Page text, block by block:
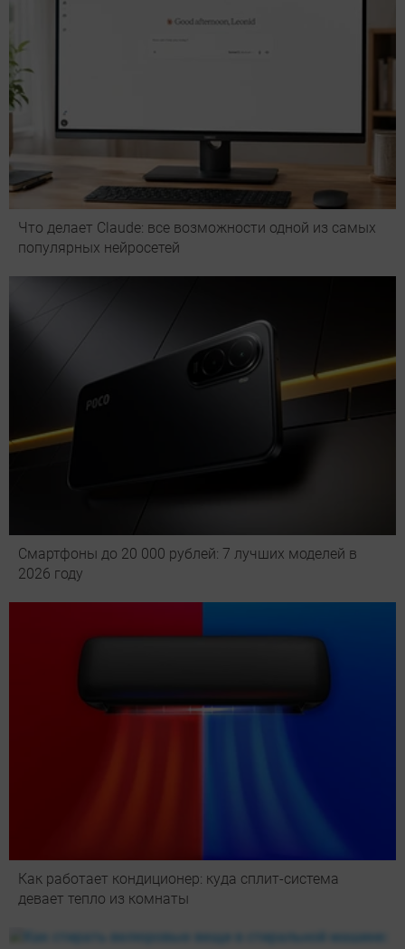
Что делает Сlaude: все возможности одной из самых
популярных нейросетей
Смартфоны до 20 000 рублей: 7 лучших моделей в
2026 году
Как работает кондиционер: куда сплит-система
девает тепло из комнаты